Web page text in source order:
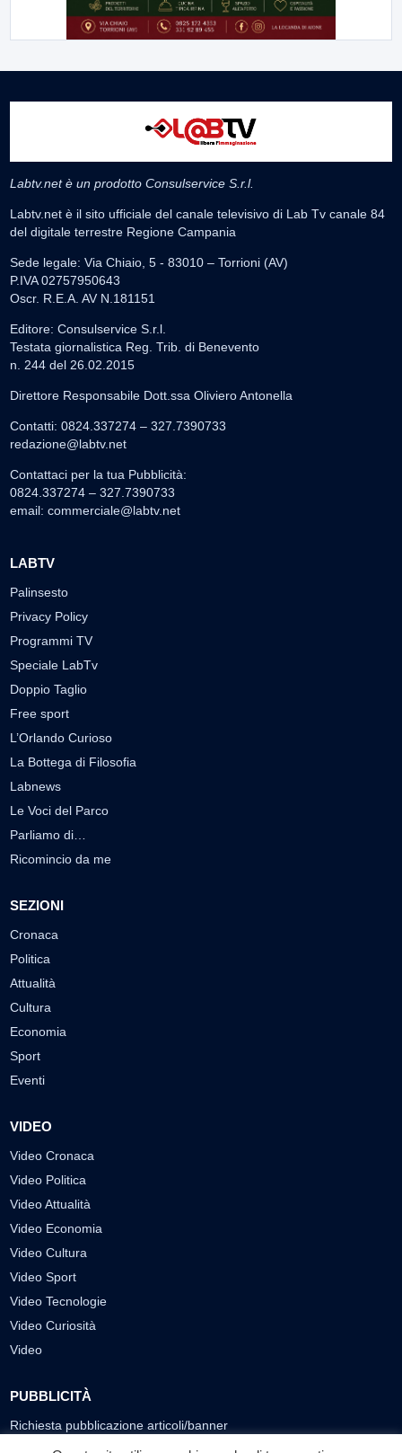
Labtv.net è un prodotto Consulservice S.r.l.
Labtv.net è il sito ufficiale del canale televisivo di Lab Tv canale 84
del digitale terrestre Regione Campania
Sede legale: Via Chiaio, 5 - 83010 – Torrioni (AV)
P.IVA 02757950643
Oscr. R.E.A. AV N.181151
Editore: Consulservice S.r.l.
Testata giornalistica Reg. Trib. di Benevento
n. 244 del 26.02.2015
Direttore Responsabile Dott.ssa Oliviero Antonella
Contatti: 0824.337274 – 327.7390733
redazione@labtv.net
Contattaci per la tua Pubblicità:
0824.337274 – 327.7390733
email: commerciale@labtv.net
LABTV
Palinsesto
Privacy Policy
Programmi TV
Speciale LabTv
Doppio Taglio
Free sport
L’Orlando Curioso
La Bottega di Filosofia
Labnews
Le Voci del Parco
Parliamo di…
Ricomincio da me
SEZIONI
Cronaca
Politica
Attualità
Cultura
Economia
Sport
Eventi
VIDEO
Video Cronaca
Video Politica
Video Attualità
Video Economia
Video Cultura
Video Sport
Video Tecnologie
Video Curiosità
Video
PUBBLICITÀ
Richiesta pubblicazione articoli/banner